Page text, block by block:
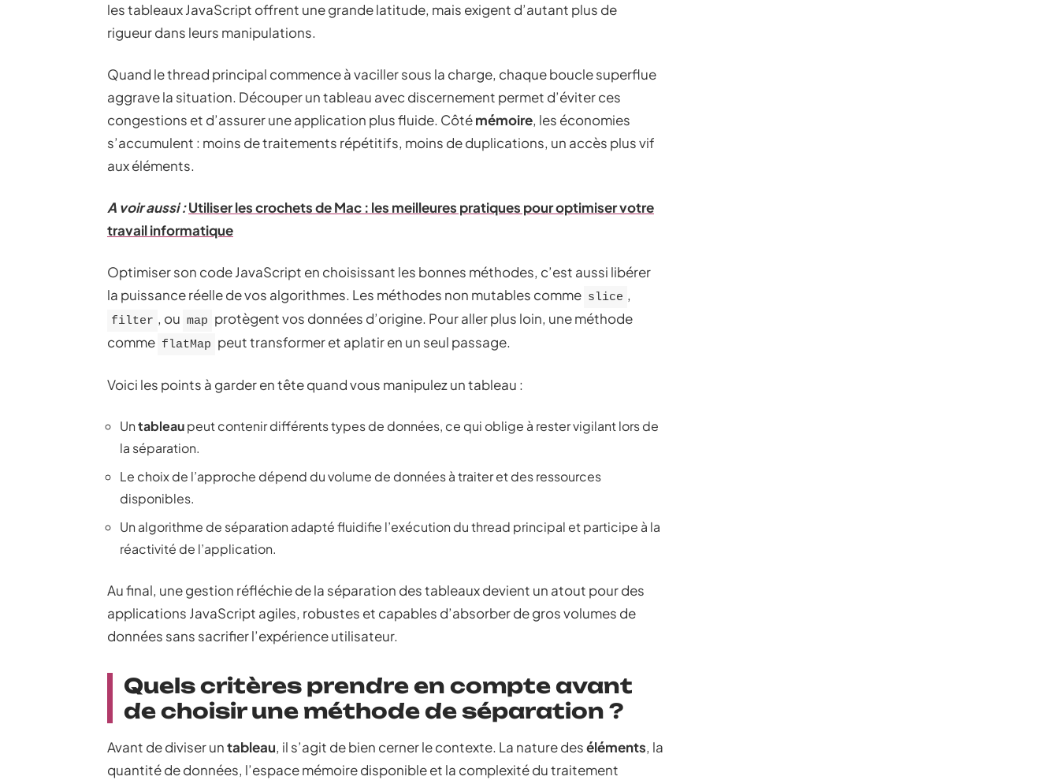
les tableaux JavaScript offrent une grande latitude, mais exigent d’autant plus de
rigueur dans leurs manipulations.
Quand le thread principal commence à vaciller sous la charge, chaque boucle superflue
aggrave la situation. Découper un tableau avec discernement permet d’éviter ces
congestions et d’assurer une application plus fluide. Côtémémoire, les économies
s’accumulent : moins de traitements répétitifs, moins de duplications, un accès plus vif
aux éléments.
A voir aussi :Utiliser les crochets de Mac : les meilleures pratiques pour optimiser votre
travail informatique
Optimiser son code JavaScript en choisissant les bonnes méthodes, c’est aussi libérer
la puissance réelle de vos algorithmes. Les méthodes non mutables comme slice ,
filter , ou map protègent vos données d’origine. Pour aller plus loin, une méthode
comme flatMap peut transformer et aplatir en un seul passage.
Voici les points à garder en tête quand vous manipulez un tableau :
Untableaupeut contenir différents types de données, ce qui oblige à rester vigilant lors de
la séparation.
Le choix de l’approche dépend du volume de données à traiter et des ressources
disponibles.
Un algorithme de séparation adapté fluidifie l’exécution du thread principal et participe à la
réactivité de l’application.
Au final, une gestion réfléchie de la séparation des tableaux devient un atout pour des
applications JavaScript agiles, robustes et capables d’absorber de gros volumes de
données sans sacrifier l’expérience utilisateur.
Quels critères prendre en compte avant
de choisir une méthode de séparation ?
Avant de diviser untableau, il s’agit de bien cerner le contexte. La nature deséléments, la
quantité de données, l’espace mémoire disponible et la complexité du traitement